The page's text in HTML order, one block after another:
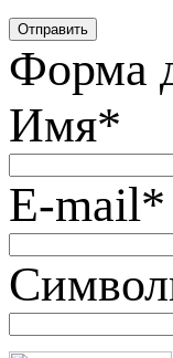
Форма
Имя*
E-mail*